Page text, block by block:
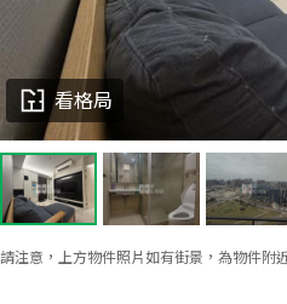
請注意，上方物件照片如有街景，為物件附
看格局